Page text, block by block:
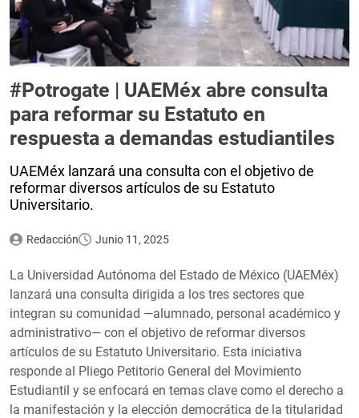
#Potrogate | UAEMéx abre consulta
para reformar su Estatuto en
respuesta a demandas estudiantiles
UAEMéx lanzará una consulta con el objetivo de
reformar diversos artículos de su Estatuto
Universitario.
Redacción Junio 11, 2025
La Universidad Autónoma del Estado de México (UAEMéx)
lanzará una consulta dirigida a los tres sectores que
integran su comunidad —alumnado, personal académico y
administrativo— con el objetivo de reformar diversos
artículos de su Estatuto Universitario. Esta iniciativa
responde al Pliego Petitorio General del Movimiento
Estudiantil y se enfocará en temas clave como el derecho a
la manifestación y la elección democrática de la titularidad